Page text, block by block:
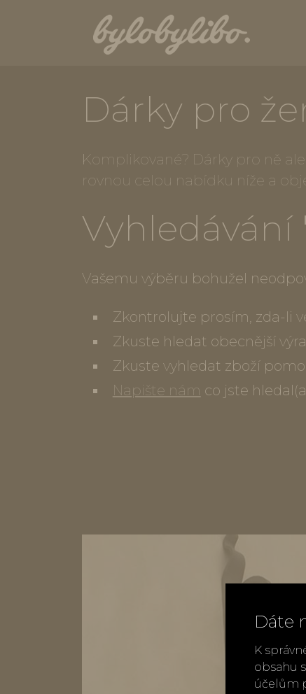
Dárky pro
Komplikované? Dárky pro ně
rovnou celou nabídku níže a
Vyhledávání
Vašemu výběru bohužel
Zkontrolujte prosím, zda-li
Zkuste hledat obecnější
Zkuste vyhledat zboží
Napište nám co jste
Dáte
K
obsahu
účelům